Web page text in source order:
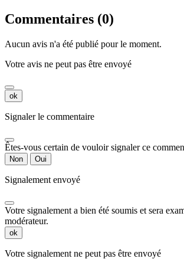
Commentaires (0)
Aucun avis n'a été publié pour le moment.
Votre avis ne peut pas être envoyé
ok
Signaler le commentaire
Êtes-vous certain de vouloir signaler ce
Non Oui
Signalement envoyé
Votre signalement a bien été soumis et sera
modérateur.
ok
Votre signalement ne peut pas être envoyé